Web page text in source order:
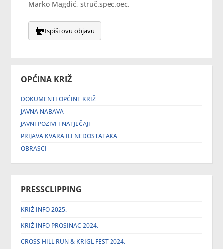
OPĆINA KRIŽ
DOKUMENTI OPĆINE KRIŽ
JAVNA NABAVA
JAVNI POZIVI I NATJEČAJI
PRIJAVA KVARA ILI NEDOSTATAKA
OBRASCI
PRESSCLIPPING
KRIŽ INFO 2025.
KRIŽ INFO PROSINAC 2024.
CROSS HILL RUN & KRIGL FEST 2024.
Marko Magdić, struč.spec.oec.
Ispiši ovu objavu